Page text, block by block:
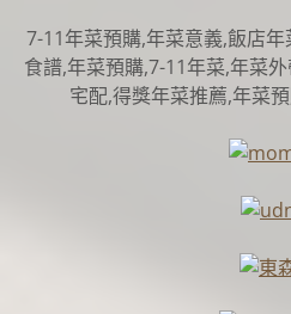
7-11年菜預購,年菜意義,飯店
食譜,年菜預購,7-11年菜,年菜
宅配,得獎年菜推薦,年菜